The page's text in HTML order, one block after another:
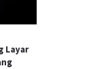
Layar